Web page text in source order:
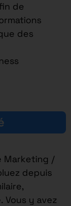
de
des
Marketing /
depuis
Vous y avez